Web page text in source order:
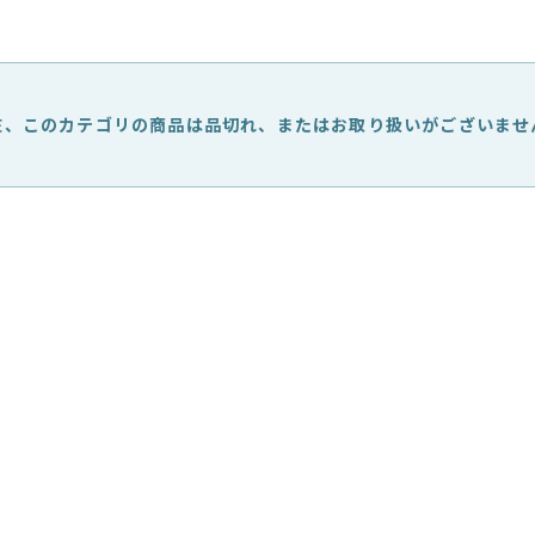
このカテゴリの商品は品切れ、 またはお取り扱いがございま